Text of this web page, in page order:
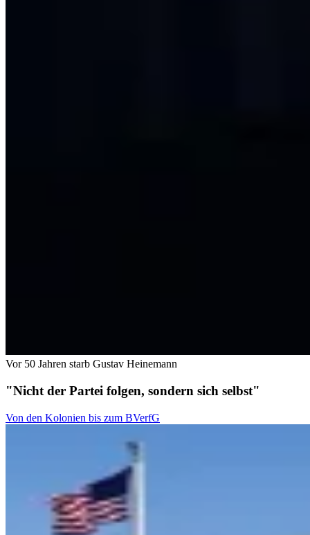
Vor 50 Jahren starb Gustav Heinemann
"Nicht der Partei folgen, sondern sich selbst"
Von den Kolonien bis zum BVerfG